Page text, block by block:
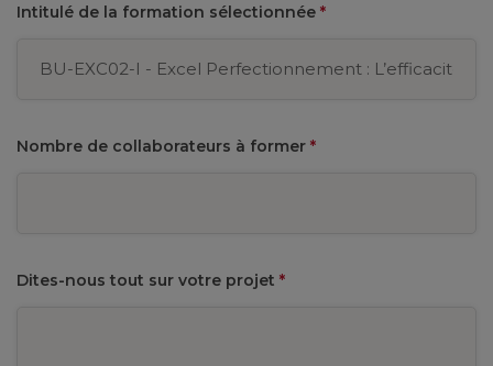
Intitulé de la formation sélectionnée *
Nombre de collaborateurs à former *
Dites-nous tout sur votre projet *